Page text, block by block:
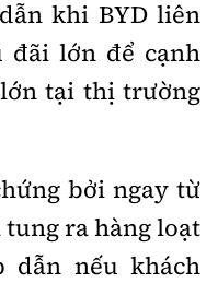
khi BYD liên
lớn để cạnh
tại thị trường
bởi ngay từ
tung ra hàng loạt
dẫn nếu khách